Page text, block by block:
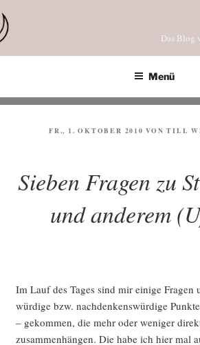
Inhalt
springen
Das Blog
Menü
VERÖFFENTLICHT
FR., 1. OKTOBER 2010 VONTILL
Sieben Fragen zu
und anderem
Im Lauf des Tages sind mir eini­ge
wür­di­ge bzw. nach­den­kens­wür­di­ge
– gekom­men, die mehr oder weni­ger
zusam­men­hän­gen. Die habe ich hier mal